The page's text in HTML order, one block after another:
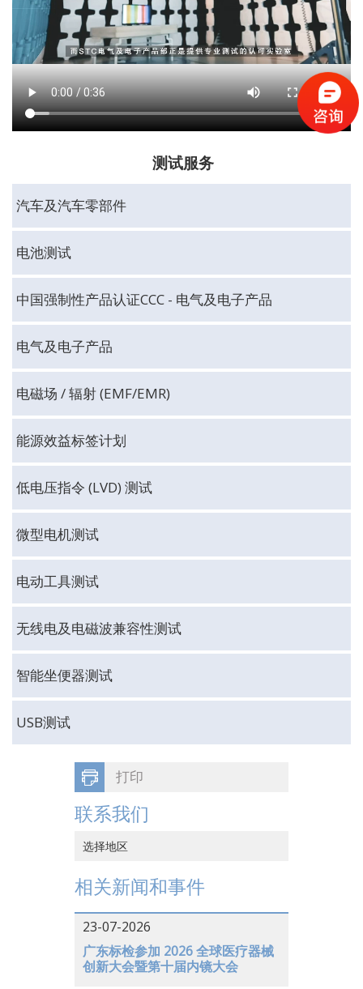
测试服务
汽车及汽车零部件
电池测试
中国强制性产品认证CCC - 电气及电子产品
电气及电子产品
电磁场 / 辐射 (EMF/EMR)
能源效益标签计划
低电压指令 (LVD) 测试
微型电机测试
电动工具测试
无线电及电磁波兼容性测试
智能坐便器测试
USB测试
打印
联系我们
选择地区
中国香港
越南
日本
相关新闻和事件
23-07-2026
广东标检参加 2026 全球医疗器械
创新大会暨第十届内镜大会